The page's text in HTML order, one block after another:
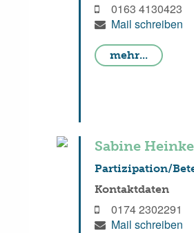
0163 4130423
Mail schreiben
mehr...
Sabine Heinke
Partizipation/
Kontaktdaten
0174 2302291
Mail schreiben